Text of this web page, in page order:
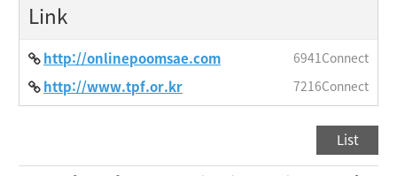
Link
http://onlinepoomsae.com 6941Connect
http://www.tpf.or.kr 7216Connect
List